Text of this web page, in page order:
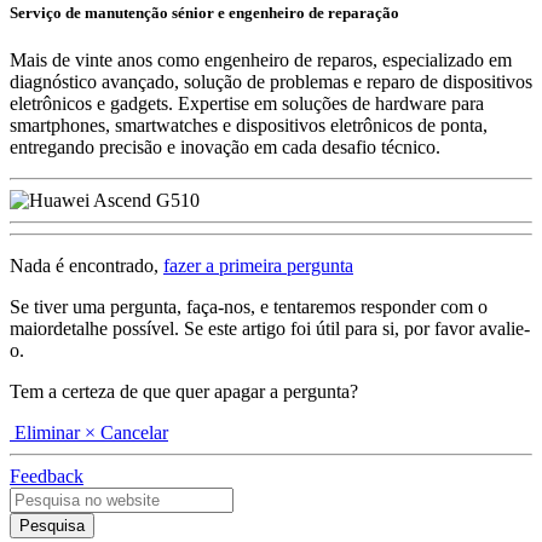
Serviço de manutenção sénior e engenheiro de reparação
Mais de vinte anos como engenheiro de reparos, especializado em
diagnóstico avançado, solução de problemas e reparo de dispositivos
eletrônicos e gadgets. Expertise em soluções de hardware para
smartphones, smartwatches e dispositivos eletrônicos de ponta,
entregando precisão e inovação em cada desafio técnico.
Nada é encontrado, fazer a primeira pergunta
Se tiver uma pergunta, faça-nos, e tentaremos responder com o
maiordetalhe possível. Se este artigo foi útil para si, por favor avalie-
o.
Tem a certeza de que quer apagar a pergunta?
Eliminar × Cancelar
Feedback